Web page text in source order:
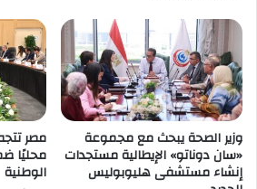
وزير الصحة يبحث مع مجموعة
«سان دوناتو» الإيطالية مستجدات
إنشاء مستشفى هليوبوليس
مصر
محليًا
الوطنية